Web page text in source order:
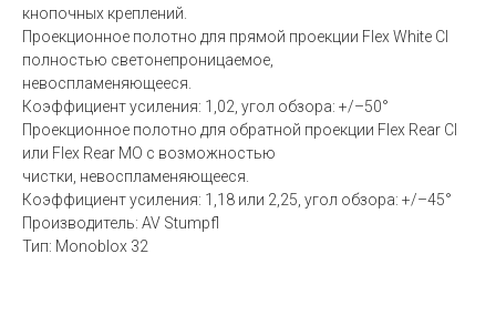
кнопочных креплений.
Проекционное полотно для прямой проекции Flex White CI
полностью светонепроницаемое,
невоспламеняющееся.
Коэффициент усиления: 1,02, угол обзора: +/–50°
Проекционное полотно для обратной проекции Flex Rear CI
или Flex Rear MO с возможностью
чистки, невоспламеняющееся.
Коэффициент усиления: 1,18 или 2,25, угол обзора: +/–45°
Производитель: AV Stumpfl
Тип: Monoblox 32